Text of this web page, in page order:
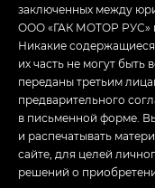
заключенных между
ООО «ГАК МОТОР РУС»
Никакие
их часть не могут
переданы третьим
предварительного
в письменной форме.
и распечатывать
сайте, для целей
решений о